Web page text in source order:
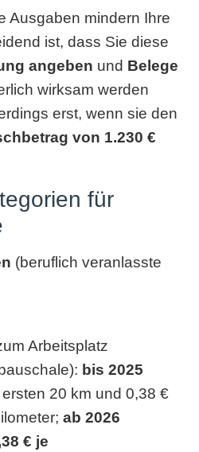
Ausgaben mindern Ihre
ist, dass Sie diese
angeben und Belege
wirksam werden
erst, wenn sie den
von 1.230 €
für
(beruflich veranlasste
Arbeitsplatz
bis 2025
20 km und 0,38 €
ab 2026
€ je